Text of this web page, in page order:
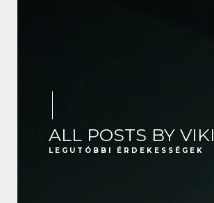
ALL POSTS BY VIKI
LEGUTÓBBI ÉRDEKESSÉGEK